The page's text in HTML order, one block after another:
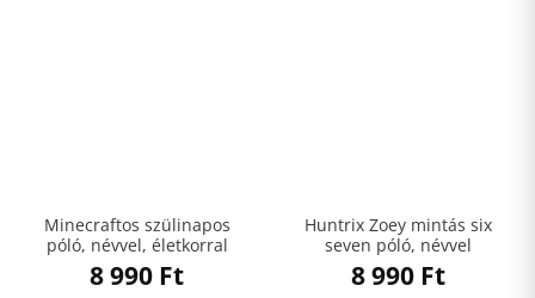
Minecraftos szülinapos
póló, névvel, életkorral
8 990 Ft
Huntrix Zoey mintás six
seven póló, névvel
8 990 Ft